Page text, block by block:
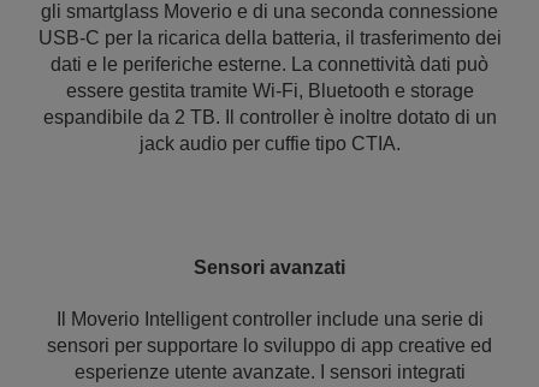
gli smartglass Moverio e di una seconda connessione
USB-C per la ricarica della batteria, il trasferimento dei
dati e le periferiche esterne. La connettività dati può
essere gestita tramite Wi-Fi, Bluetooth e storage
espandibile da 2 TB. Il controller è inoltre dotato di un
jack audio per cuffie tipo CTIA.
Sensori avanzati
Il Moverio Intelligent controller include una serie di
sensori per supportare lo sviluppo di app creative ed
esperienze utente avanzate. I sensori integrati